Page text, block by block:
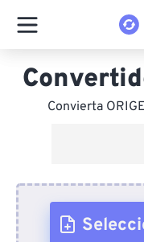
Convierta